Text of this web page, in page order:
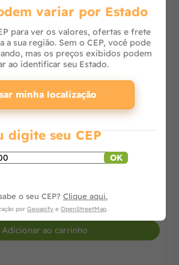
Pressão J6000 M16 Clean
Consulte
Adicionar ao carrinho
variar por Estado
para ver os valores, ofertas e frete
a sua região. Sem o CEP, você pode
mas os preços exibidos podem
ao identificar seu Estado.
minha localização
digite seu CEP
OK
o seu CEP? Clique aqui.
por Geoapify e OpenStreetMap